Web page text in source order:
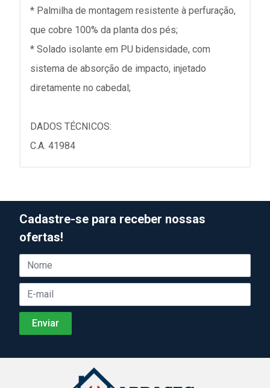
* Palmilha de montagem resistente à perfuração,
que cobre 100% da planta dos pés;
* Solado isolante em PU bidensidade, com
sistema de absorção de impacto, injetado
diretamente no cabedal;
DADOS TÉCNICOS:
C.A. 41984
Cadastre-se para receber nossas
ofertas!